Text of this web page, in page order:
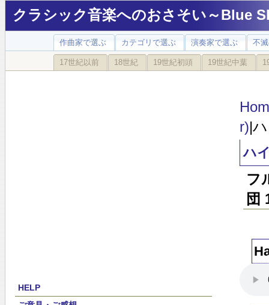
クラシック音楽へのおさそい～Blue
作曲家で選ぶ カテゴリで選ぶ 演奏家で選ぶ 不
17世紀以前 18世紀 19世紀初頭 19世紀中葉
HELP
r)|
ハ
フ
団